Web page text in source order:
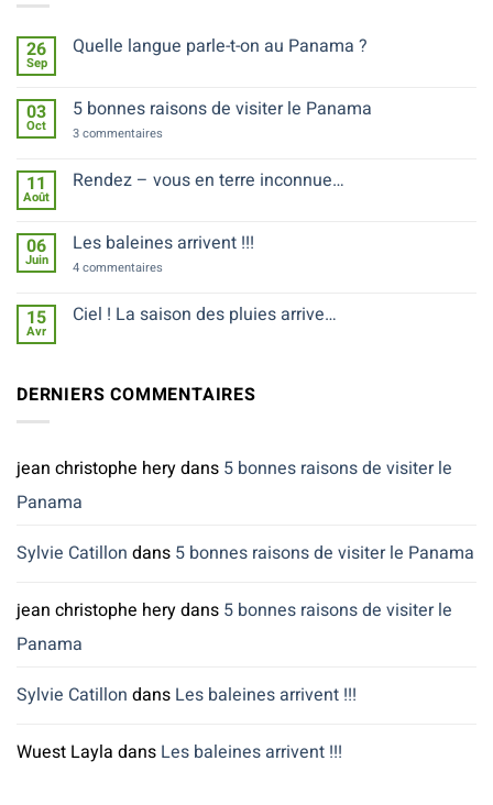
26
Sep
Quelle langue parle-t-on au Panama ?
sur
Quelle
langue
parle-
on
au
03
Oct
5 bonnes raisons de visiter le Panama
3 commentairessur
raisons
de
Panama
11
Août
Rendez – vous en terre inconnue…
sur
Rendez
–
vous
terre
inconnue…
06
Juin
Les baleines arrivent !!!
4 commentairessur
arrivent
!!!
15
Avr
Ciel ! La saison des pluies arrive…
!
arrive…
DERNIERS COMMENTAIRES
jean christophe herydans 5 bonnes raisons de visiter le
Panama
Sylvie Catillon dans 5 bonnes raisons de visiter le Panama
jean christophe herydans 5 bonnes raisons de visiter le
Panama
Sylvie Catillon dans Les baleines arrivent !!!
Wuest Layla dans Les baleines arrivent !!!